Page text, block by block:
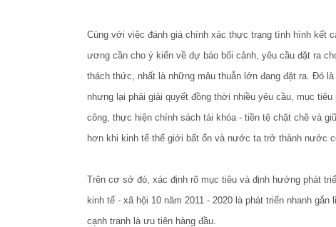
Cùng với việc đánh giá chính xác thực trạng tình hình kết
ương cần cho ý kiến về dự báo bối cảnh, yêu cầu đặt ra
thách thức, nhất là những mâu thuẫn lớn đang đặt ra. Đó
nhưng lại phải giải quyết đồng thời nhiều yêu cầu, mục
công, thực hiện chính sách tài khóa - tiền tệ chặt chẽ và
hơn khi kinh tế thế giới bất ổn và nước ta trở thành nước
Trên cơ sở đó, xác định rõ mục tiêu và định hướng phát
kinh tế - xã hội 10 năm 2011 - 2020 là phát triển nhanh
cạnh tranh là ưu tiên hàng đầu.